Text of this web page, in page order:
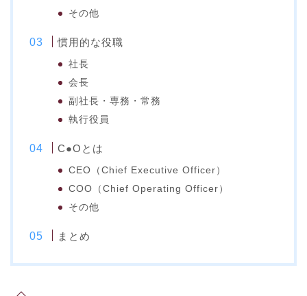
その他
慣用的な役職
社長
会長
副社長・専務・常務
執行役員
C●Oとは
CEO（Chief Executive Officer）
COO（Chief Operating Officer）
その他
まとめ